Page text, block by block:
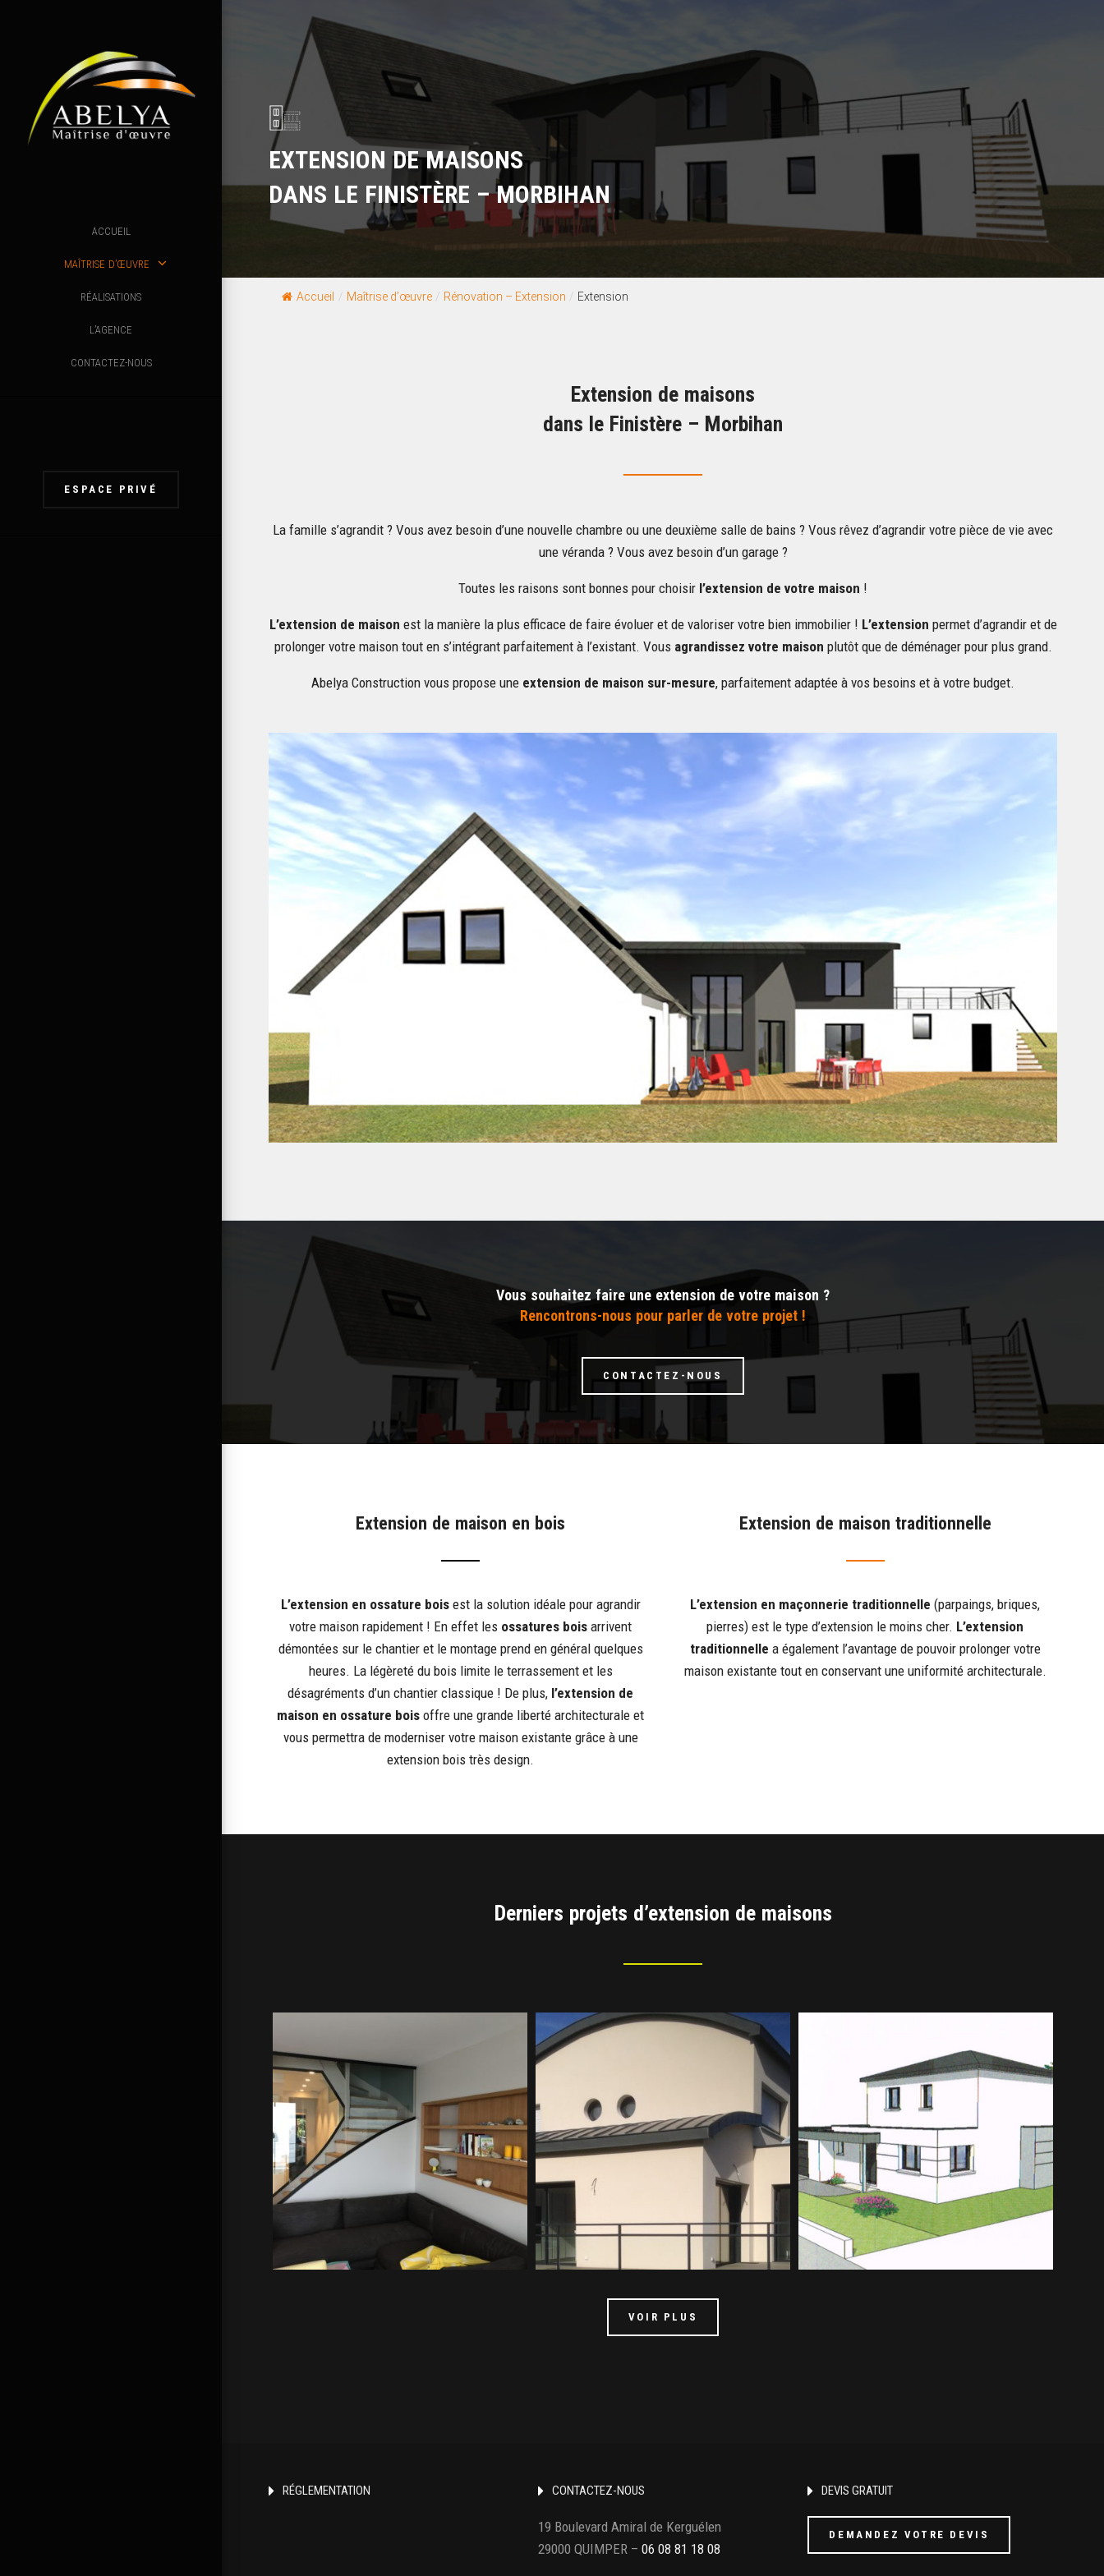
ACCUEIL
MAÎTRISE D’ŒUVRE
RÉALISATIONS
L’AGENCE
CONTACTEZ-NOUS
ESPACE PRIVÉ
EXTENSION DE MAISONS
DANS LE FINISTÈRE – MORBIHAN
Accueil / Maîtrise d’œuvre / Rénovation – Extension / Extension
Extension de maisons
dans le Finistère – Morbihan
La famille s’agrandit ? Vous avez besoin d’une nouvelle chambre ou une deuxième salle de bains ? Vous rêvez d’agrandir votre pièce de vie avec
une véranda ? Vous avez besoin d’un garage ?
Toutes les raisons sont bonnes pour choisir l’extension de votre maison !
L’extension de maison est la manière la plus efficace de faire évoluer et de valoriser votre bien immobilier ! L’extension permet d’agrandir et de
prolonger votre maison tout en s’intégrant parfaitement à l’existant. Vous agrandissez votre maison plutôt que de déménager pour plus grand.
Abelya Construction vous propose une extension de maison sur-mesure, parfaitement adaptée à vos besoins et à votre budget.
Vous souhaitez faire une extension de votre maison ?
Rencontrons-nous pour parler de votre projet !
CONTACTEZ-NOUS
Extension de maison en bois
L’extension en ossature boisest la solution idéale pour agrandir
votre maison rapidement ! En effet les ossatures bois arrivent
démontées sur le chantier et le montage prend en général quelques
heures. La légèreté du bois limite le terrassement et les
désagréments d’un chantier classique ! De plus, l’extension de
maison en ossature bois offre une grande liberté architecturale et
vous permettra de moderniser votre maison existante grâce à une
extension bois très design.
Extension de maison traditionnelle
L’extension en maçonnerie traditionnelle (parpaings, briques,
pierres) est le type d’extension le moins cher. L’extension
traditionnelle a également l’avantage de pouvoir prolonger votre
maison existante tout en conservant une uniformité architecturale.
Derniers projets d’extension de maisons
VOIR PLUS
RÉGLEMENTATION CONTACTEZ-NOUS
19 Boulevard Amiral de Kerguélen
29000 QUIMPER –06 08 81 18 08
DEVIS GRATUIT
DEMANDEZ VOTRE DEVIS